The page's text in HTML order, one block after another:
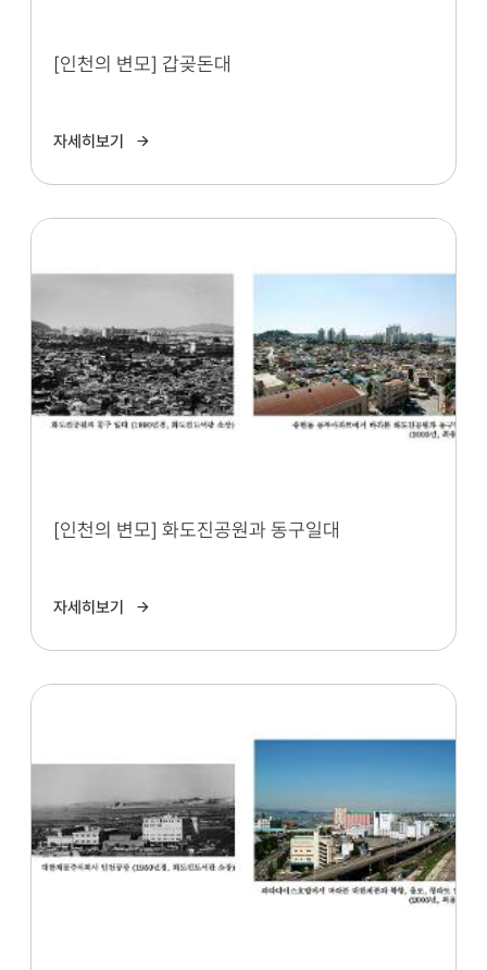
[인천의 변모] 갑곶돈대
자세히보기
[인천의 변모] 화도진공원과 동구일대
자세히보기